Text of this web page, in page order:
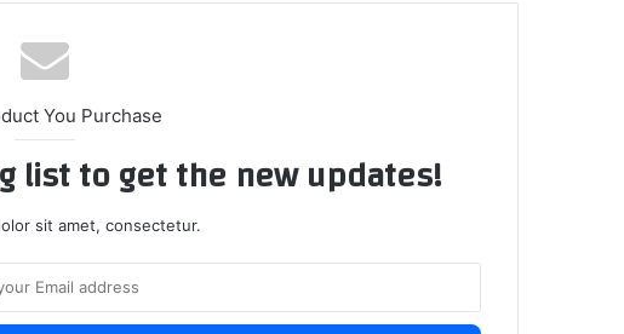
You Purchase
list to get the new updates!
sit amet, consectetur.